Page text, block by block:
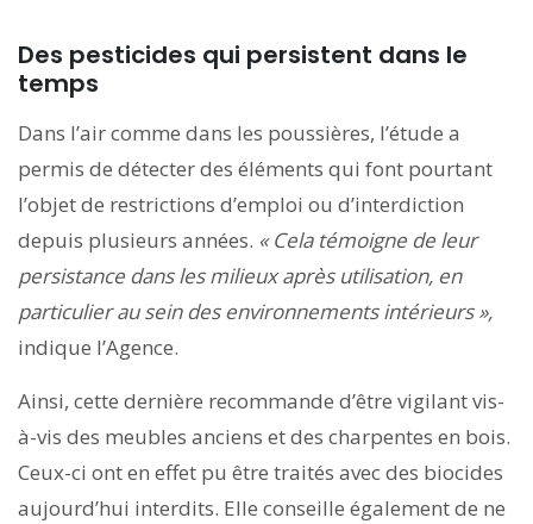
Des pesticides qui persistent dans le
temps
Dans l’air comme dans les poussières, l’étude a
permis de détecter des éléments qui font pourtant
l’objet de restrictions d’emploi ou d’interdiction
depuis plusieurs années. «Cela témoigne de leur
persistance dans les milieux après utilisation, en
particulier au sein des environnements intérieurs »,
indique l’Agence.
Ainsi, cette dernière recommande d’être vigilant vis-
à-vis des meubles anciens et des charpentes en bois.
Ceux-ci ont en effet pu être traités avec des biocides
aujourd’hui interdits. Elle conseille également de ne